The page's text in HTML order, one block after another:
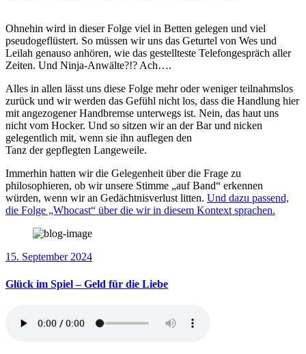
Ohnehin wird in dieser Folge viel in Betten gelegen und viel
pseudogeflüstert. So müssen wir uns das Geturtel von Wes und
Leilah genauso anhören, wie das gestellteste Telefongespräch aller
Zeiten. Und Ninja-Anwälte?!? Ach….
Alles in allen lässt uns diese Folge mehr oder weniger teilnahmslos
zurück und wir werden das Gefühl nicht los, dass die Handlung hier
mit angezogener Handbremse unterwegs ist. Nein, das haut uns
nicht vom Hocker. Und so sitzen wir an der Bar und nicken
gelegentlich mit, wenn sie ihn auflegen den
Tanz der gepflegten Langeweile.
Immerhin hatten wir die Gelegenheit über die Frage zu
philosophieren, ob wir unsere Stimme „auf Band“ erkennen
würden, wenn wir an Gedächtnisverlust litten. Und dazu passend,
die Folge „Whocast“ über die wir in diesem Kontext sprachen.
15. September 2024
Glück im Spiel – Geld für die Liebe